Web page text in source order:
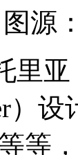
源
里
）
等